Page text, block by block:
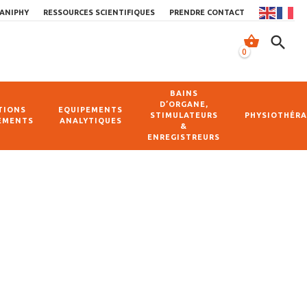
0
shopping_basket search
RESSOURCES SCIENTIFIQUES PRENDRE CONTACT
EQUIPEMENTS
ANALYTIQUES
BAINS
D’ORGANE,
STIMULATEURS
&
ENREGISTREURS